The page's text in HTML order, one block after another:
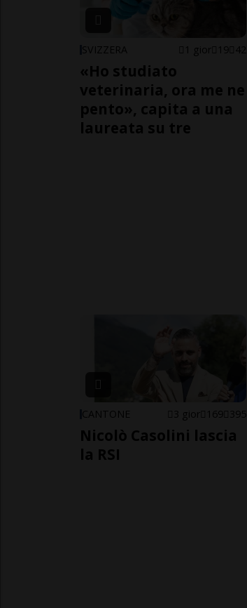
SVIZZERA 1 gior 19 42
«Ho studiato
veterinaria, ora me ne
pento», capita a una
laureata su tre
CANTONE 3 gior 169 395
Nicolò Casolini lascia
la RSI